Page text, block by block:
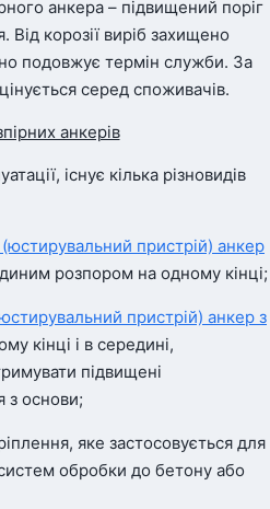
анкера – підвищений поріг
корозії виріб захищено
подовжує термін служби. За
серед споживачів.
анкерів
існує кілька різновидів
пристрій) анкер
розпором на одному кінці;
пристрій) анкер з
кінці і в середині,
підвищені
з основи;
яке застосовується для
обробки до бетону або